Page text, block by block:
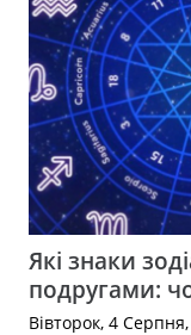
Які знаки
подругами:
Вівторок, 4